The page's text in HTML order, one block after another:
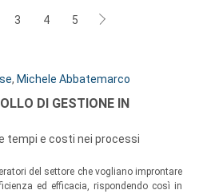
3 4 5
, Michele Abbatemarco
DI GESTIONE IN
tempi e costi nei processi
del settore che vogliano improntare
ed efficacia, rispondendo così in